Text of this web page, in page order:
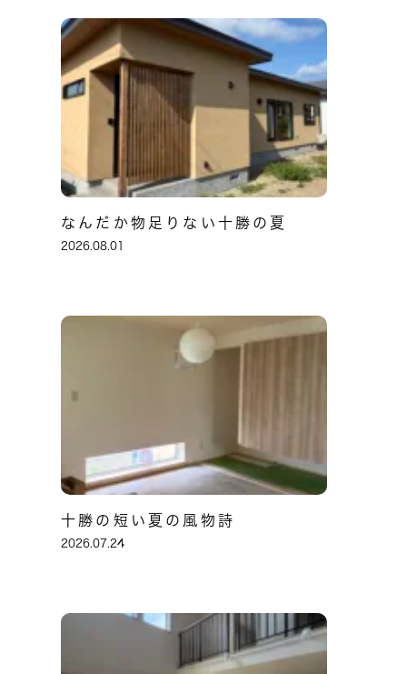
なんだか物足りない十勝の夏
2026.08.01
十勝の短い夏の風物詩
2026.07.24